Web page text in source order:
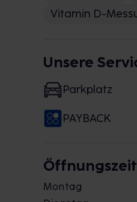
Vitamin D-
Unsere
Parkplatz
PAYBACK
Montag